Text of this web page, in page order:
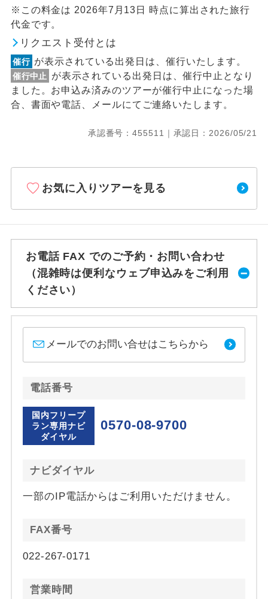
※この料金は 2026年7月13日 時点に算出された旅行
代金です。
リクエスト受付とは
催行 が表示されている出発日は、催行いたします。
催行中止
が表示されている出発日は、催行中止となり
ました。お申込み済みのツアーが催行中止になった場
合、書面や電話、メールにてご連絡いたします。
承認番号：455511｜承認日：2026/05/21
お気に入りツアーを見る
お電話 FAX でのご予約・お問い合わせ
（混雑時は便利なウェブ申込みをご利用
ください）
メールでのお問い合せはこちらから
電話番号
国内フリープ
ラン専用ナビ
ダイヤル
0570-08-9700
ナビダイヤル
一部のIP電話からはご利用いただけません。
FAX番号
022-267-0171
営業時間